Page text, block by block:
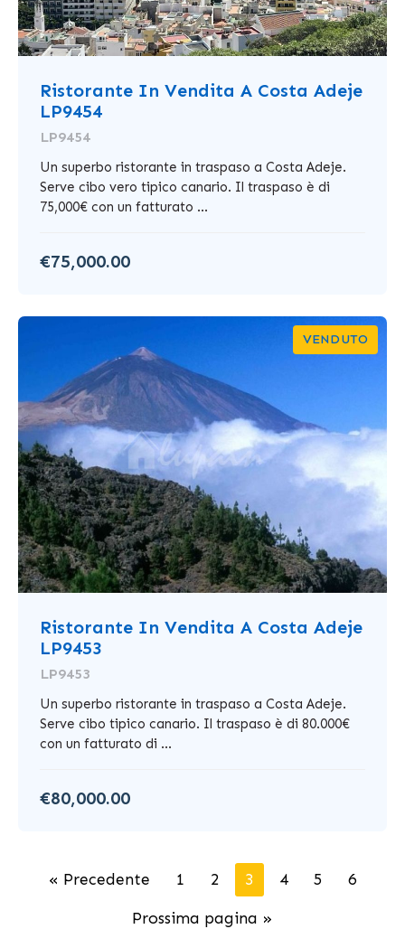
Ristorante In Vendita A Costa Adeje
LP9454
LP9454
Un superbo ristorante in traspaso a Costa Adeje.
Serve cibo vero tipico canario. Il traspaso è di
75,000€ con un fatturato ...
€75,000.00
VENDUTO
Ristorante In Vendita A Costa Adeje
LP9453
LP9453
Un superbo ristorante in traspaso a Costa Adeje.
Serve cibo tipico canario. Il traspaso è di 80.000€
con un fatturato di ...
€80,000.00
« Precedente 1 2 3 4 5
6
Prossima pagina »